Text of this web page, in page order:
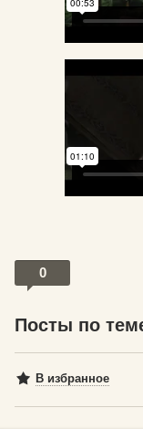
0
Посты по
В избранное